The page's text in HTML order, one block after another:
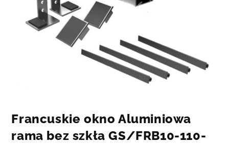
Francuskie okno Aluminiowa
rama bez szkła GS/FRB10-110-